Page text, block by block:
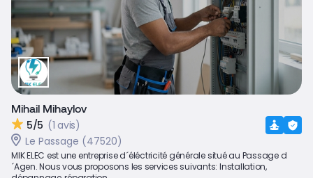
Mihail Mihaylov
5/5 (1 avis)
Le Passage (47520)
MIK ELEC est une entreprise d´éléctricité générale situé au Passage d
´Agen. Nous vous proposons les services suivants: Installation,